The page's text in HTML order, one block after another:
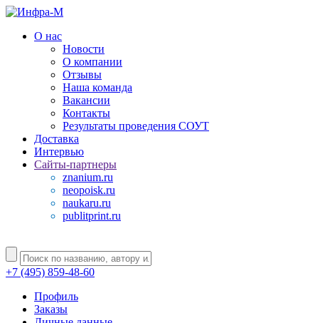
О нас
Новости
О компании
Отзывы
Наша команда
Вакансии
Контакты
Результаты проведения СОУТ
Доставка
Интервью
Сайты-партнеры
znanium.ru
neopoisk.ru
naukaru.ru
publitprint.ru
+7 (495) 859-48-60
Профиль
Заказы